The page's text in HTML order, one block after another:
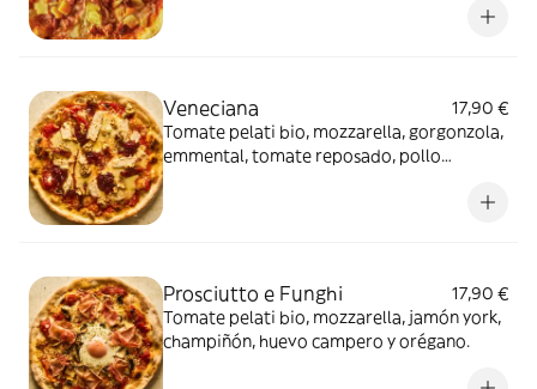
pecorino D.O.P., guanciale, huevo y un toque
Veneciana
17,90 €
Tomate pelati bio, mozzarella, gorgonzola,
emmental, tomate reposado, pollo
Prosciutto e Funghi
17,90 €
Tomate pelati bio, mozzarella, jamón york,
champiñón, huevo campero y orégano.